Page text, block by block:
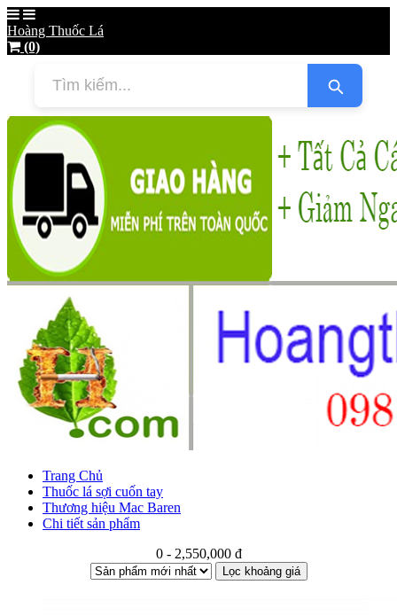
Hoàng Thuốc Lá
(0)
Trang Chủ
Thuốc lá sợi cuốn tay
Thương hiệu Mac Baren
Chi tiết sản phẩm
0 - 2,550,000 đ
Lọc khoảng giá